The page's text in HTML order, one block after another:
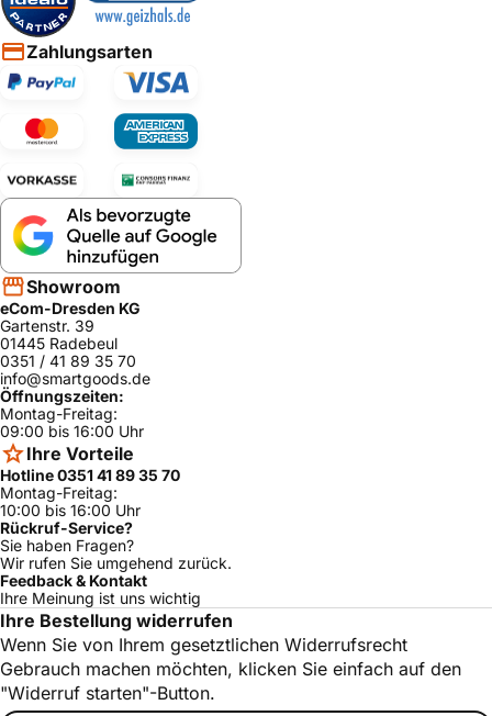
Zahlungsarten
Showroom
eCom-Dresden KG
Gartenstr. 39
01445 Radebeul
0351 / 41 89 35 70
info@smartgoods.de
Öffnungszeiten:
Montag-Freitag:
09:00 bis 16:00 Uhr
Ihre Vorteile
Hotline 0351 41 89 35 70
Montag-Freitag:
10:00 bis 16:00 Uhr
Rückruf-Service?
Sie haben Fragen?
Wir rufen Sie umgehend zurück.
Feedback & Kontakt
Ihre Meinung ist uns wichtig
Ihre Bestellung widerrufen
Wenn Sie von Ihrem gesetztlichen Widerrufsrecht
Gebrauch machen möchten, klicken Sie einfach auf den
"Widerruf starten"-Button.